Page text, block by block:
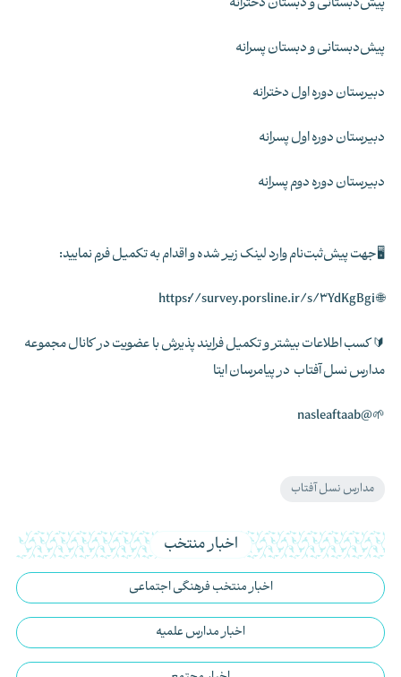
پیش‌دبستانی و دبستان پسرانه
دبیرستان دوره اول دخترانه
دبیرستان دوره اول پسرانه
دبیرستان دوره دوم پسرانه
🖥جهت پیش‌ثبت‌نام وارد لینک زیر شده و اقدام به تکمیل فرم نمایید:
🌐 https://survey.porsline.ir/s/3YdKgBgi
🔰 کسب اطلاعات بیشتر و تکمیل فرایند پذیرش با عضویت در کانال مجموعه
مدارس نسل آفتاب در پیامرسان ایتا
🌱@nasleaftaab
مدارس نسل آفتاب
اخبار منتخب
اخبار منتخب فرهنگی اجتماعی
اخبار مدارس علمیه